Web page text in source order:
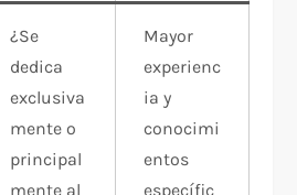
¿Se
dedica
exclusiva
mente o
principal
mente al
Mayor
experienc
ia y
conocimi
entos
específic